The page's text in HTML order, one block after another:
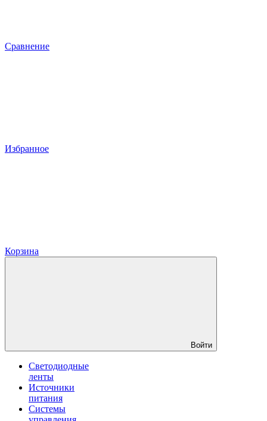
Сравнение
Избранное
Корзина
Войти
Светодиодные
ленты
Источники
питания
Системы